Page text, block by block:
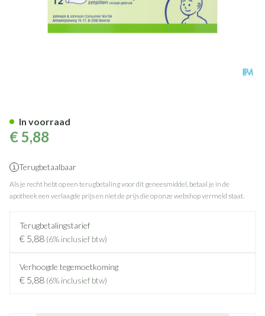
€ 5,88
Terugbetaalbaar
Als je recht hebt op een terugbetaling voor dit geneesmiddel, betaal je in de
apotheek een verlaagde prijs en niet de prijs die op onze webshop vermeld staat.
Terugbetalingstarief
€ 5,88 (6% inclusief btw)
Verhoogde tegemoetkoming
€ 5,88 (6% inclusief btw)
In voorraad